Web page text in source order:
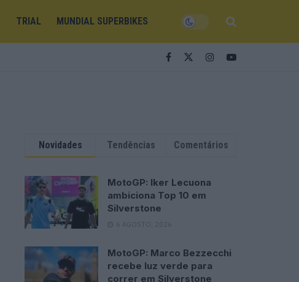
TRIAL MUNDIAL SUPERBIKES
Novidades Tendências Comentários
MotoGP: Iker Lecuona
ambiciona Top 10 em
Silverstone
6 AGOSTO, 2026
MotoGP: Marco Bezzecchi
recebe luz verde para
correr em Silverstone